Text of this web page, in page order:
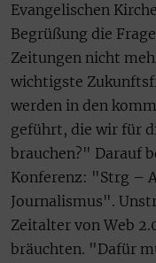
Evangelischen
Begrüßung die
Zeitungen nicht
wichtigste
werden in den
geführt, die wir für
brauchen?" Darauf
Konferenz: "Strg –
Journalismus".
Zeitalter von Web
bräuchten. "Dafür